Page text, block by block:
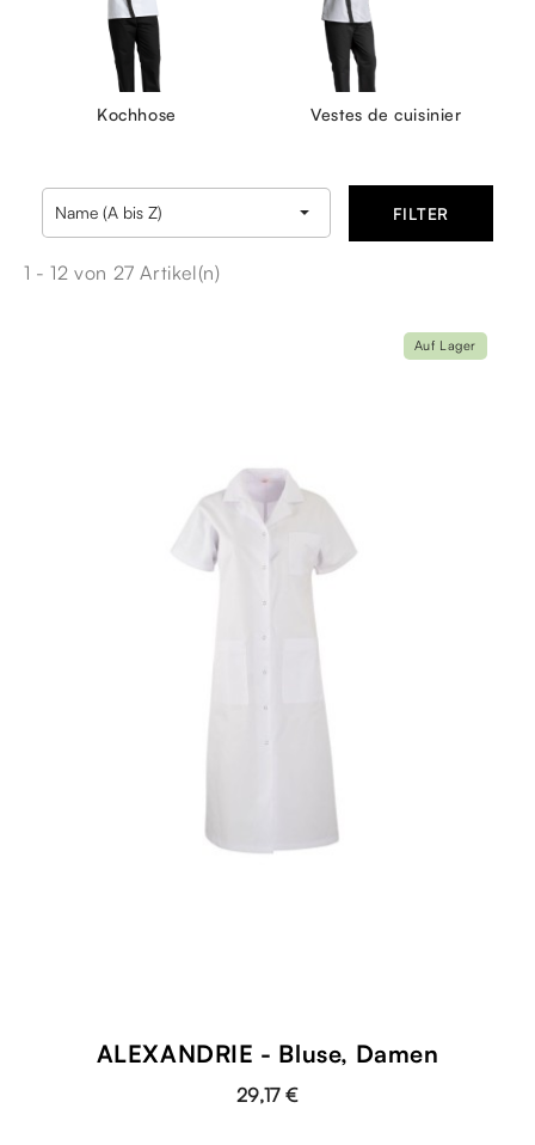
Kochhose Vestes de cuisinier
Name (A bis Z)  FILTER
1 - 12 von 27 Artikel(n)
ALEXANDRIE - Bluse, Damen
29,17 €
Auf Lager